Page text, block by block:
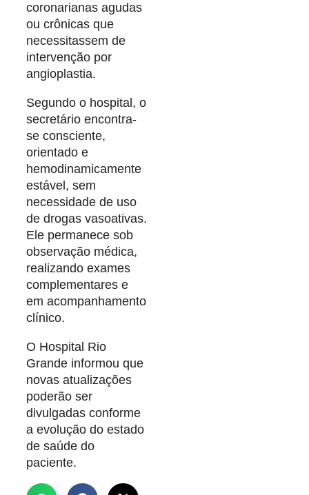
coronarianas agudas
ou crônicas que
necessitassem de
intervenção por
angioplastia.
Segundo o hospital, o
secretário encontra-
se consciente,
orientado e
hemodinamicamente
estável, sem
necessidade de uso
de drogas vasoativas.
Ele permanece sob
observação médica,
realizando exames
complementares e
em acompanhamento
clínico.
O Hospital Rio
Grande informou que
novas atualizações
poderão ser
divulgadas conforme
a evolução do estado
de saúde do
paciente.